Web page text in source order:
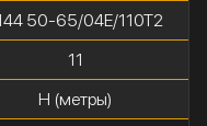
50-65/04Е/110Т2
11
H (метры)